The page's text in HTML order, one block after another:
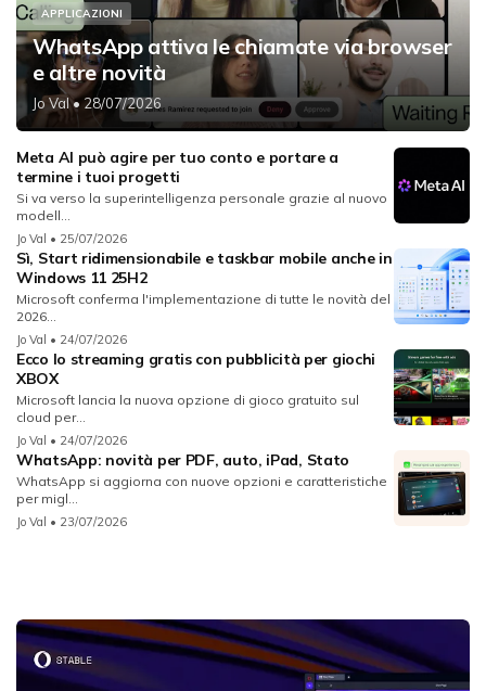
APPLICAZIONI
WhatsApp attiva le chiamate via browser
e altre novità
Jo Val• 28/07/2026
Meta AI può agire per tuo conto e portare a
termine i tuoi progetti
Si va verso la superintelligenza personale grazie al nuovo
modell...
Jo Val • 25/07/2026
Sì, Start ridimensionabile e taskbar mobile anche in
Windows 11 25H2
Microsoft conferma l'implementazione di tutte le novità del
2026...
Jo Val • 24/07/2026
Ecco lo streaming gratis con pubblicità per giochi
XBOX
Microsoft lancia la nuova opzione di gioco gratuito sul
cloud per...
Jo Val • 24/07/2026
WhatsApp: novità per PDF, auto, iPad, Stato
WhatsApp si aggiorna con nuove opzioni e caratteristiche
per migl...
Jo Val • 23/07/2026